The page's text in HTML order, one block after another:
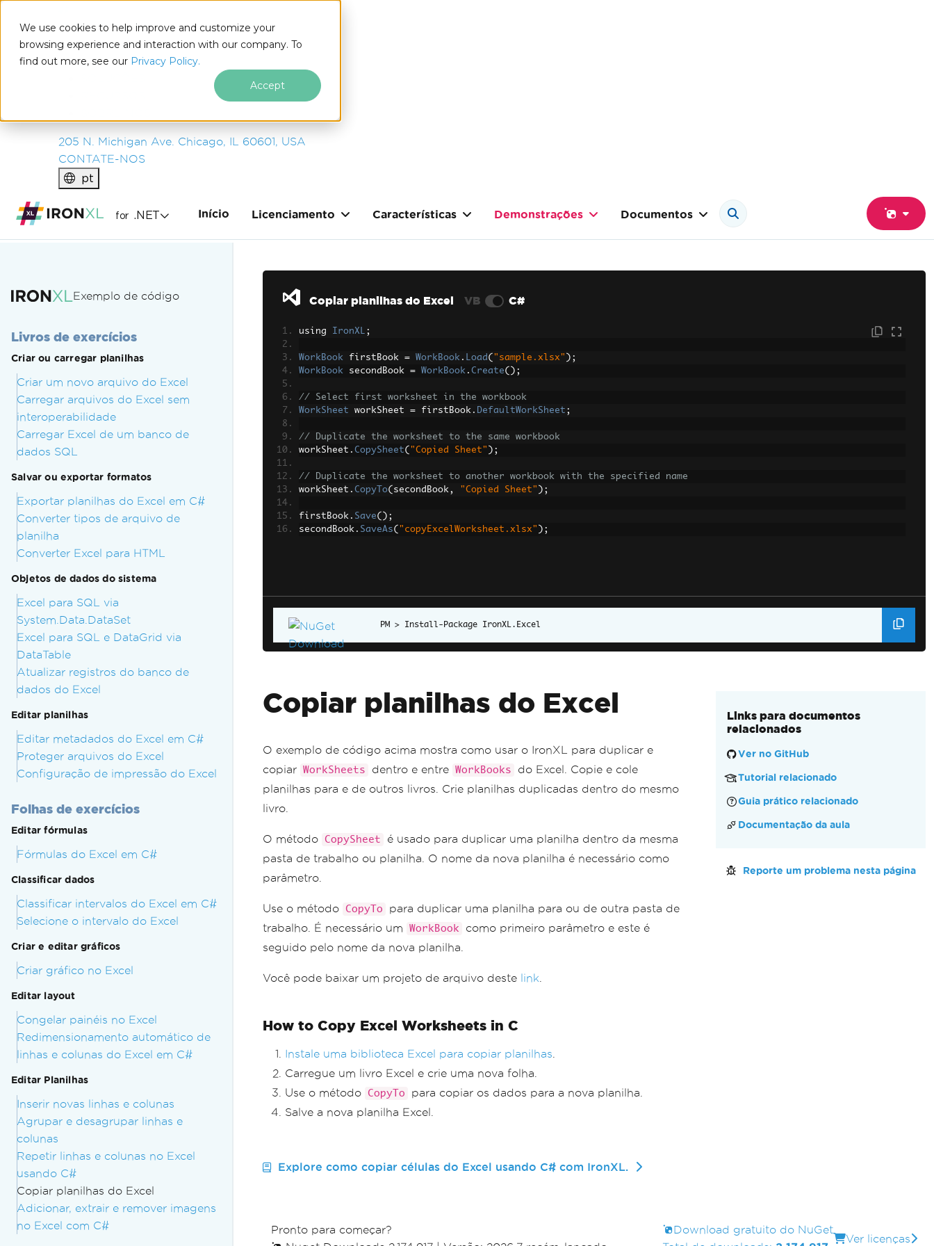
We use cookies to help improve and customize your
browsing experience and interaction with our company. To
find out more, see our Privacy Policy.
Accept
IRONSOFTWARE
PRODUTOS
EMPRESA
205 N. Michigan Ave. Chicago, IL 60601, USA
CONTATE-NOS
pt
for .NET Início Licenciamento Características Demonstrações Documentos
Exemplo de código
Livros de exercícios
Criar ou carregar planilhas
Criar um novo arquivo do Excel
Carregar arquivos do Excel sem
interoperabilidade
Carregar Excel de um banco de
dados SQL
Salvar ou exportar formatos
Exportar planilhas do Excel em C#
Converter tipos de arquivo de
planilha
Converter Excel para HTML
Objetos de dados do sistema
Excel para SQL via
System.Data.DataSet
Excel para SQL e DataGrid via
DataTable
Atualizar registros do banco de
dados do Excel
Editar planilhas
Editar metadados do Excel em C#
Proteger arquivos do Excel
Configuração de impressão do Excel
Folhas de exercícios
Editar fórmulas
Fórmulas do Excel em C#
Classificar dados
Classificar intervalos do Excel em C#
Selecione o intervalo do Excel
Criar e editar gráficos
Criar gráfico no Excel
Editar layout
Congelar painéis no Excel
Redimensionamento automático de
linhas e colunas do Excel em C#
Editar Planilhas
Inserir novas linhas e colunas
Agrupar e desagrupar linhas e
colunas
Repetir linhas e colunas no Excel
usando C#
Copiar planilhas do Excel
Adicionar, extrair e remover imagens
no Excel com C#
Copiar planilhas do Excel VB C#
using IronXL ;
WorkBook firstBook = WorkBook . Load ( "sample.xlsx" );
WorkBook secondBook = WorkBook . Create();
// Select first worksheet in the workbook
WorkSheet workSheet = firstBook . DefaultWorkSheet ;
// Duplicate the worksheet to the same workbook
workSheet . CopySheet( "Copied Sheet" );
// Duplicate the worksheet to another workbook with the specified name
workSheet . CopyTo( secondBook, "Copied Sheet" );
firstBook . Save();
secondBook . SaveAs( "copyExcelWorksheet.xlsx" );
Install-Package IronXL.Excel
Copiar planilhas do Excel
O exemplo de código acima mostra como usar o IronXL para duplicar e
copiar WorkSheets dentro e entre WorkBooks
do Excel. Copie e cole
planilhas para e de outros livros. Crie planilhas duplicadas dentro do mesmo
livro.
O método CopySheet
é usado para duplicar uma planilha dentro da mesma
pasta de trabalho ou planilha. O nome da nova planilha é necessário como
parâmetro.
Use o método CopyTo
para duplicar uma planilha para ou de outra pasta de
trabalho. É necessário um
WorkBook
como primeiro parâmetro e este é
seguido pelo nome da nova planilha.
Você pode baixar um projeto de arquivo deste link
How to Copy Excel Worksheets in C
Instale uma biblioteca Excel para copiar planilhas
Carregue um livro Excel e crie uma nova folha.
Use o método CopyTo
para copiar os dados para a nova planilha.
Salve a nova planilha Excel.
Explore como copiar células do Excel usando C# com IronXL.
Links para documentos
relacionados
Ver no GitHub
Tutorial relacionado
Guia prático relacionado
Documentação da aula
Reporte um problema nesta página
Pronto para começar?
Download gratuito do NuGet
Ver licenças